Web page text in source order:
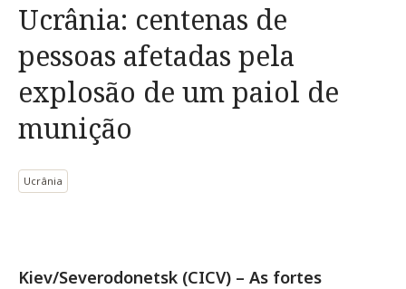
Ucrânia: centenas de
pessoas afetadas pela
explosão de um paiol de
munição
Ucrânia
Kiev/Severodonetsk (CICV) – As fortes